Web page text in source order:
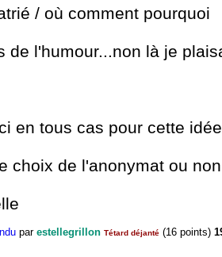
/ où comment pourquoi
de l'humour...non là je
en tous cas pour cette
choix de l'anonymat ou
par estellegrillon Tétard déjanté (16 points)